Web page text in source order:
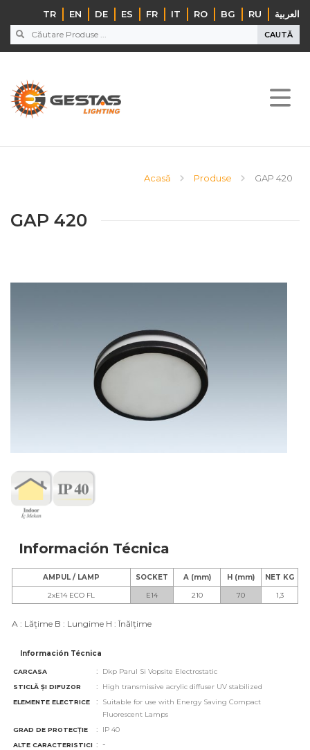
TR EN DE ES FR IT RO BG RU ‏العربية‏
CAUTĂ
Acasă Produse GAP 420
GAP 420
Información Técnica
AMPUL / LAMP SOCKET A (mm) H (mm)
NET KG
2xE14 ECO FL
E14 210 70 1,3
A : Lățime B : Lungime H : Înălțime
Información Técnica
CARCASA : Dkp Parul Si Vopsite Electrostatic
STICLĂ ȘI DIFUZOR : High transmissive acrylic diffuser UV stabilized
ELEMENTE ELECTRICE :
Suitable for use with Energy Saving Compact
Fluorescent Lamps
GRAD DE PROTECȚIE : IP 40
ALTE CARACTERISTICI : -